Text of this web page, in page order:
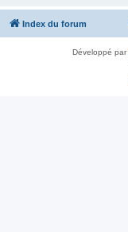
Index du forum
Développé par